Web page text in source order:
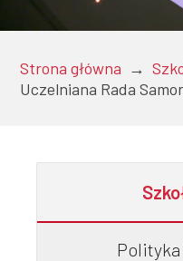
Strona główna →
Uczelniana Rada
Polityka